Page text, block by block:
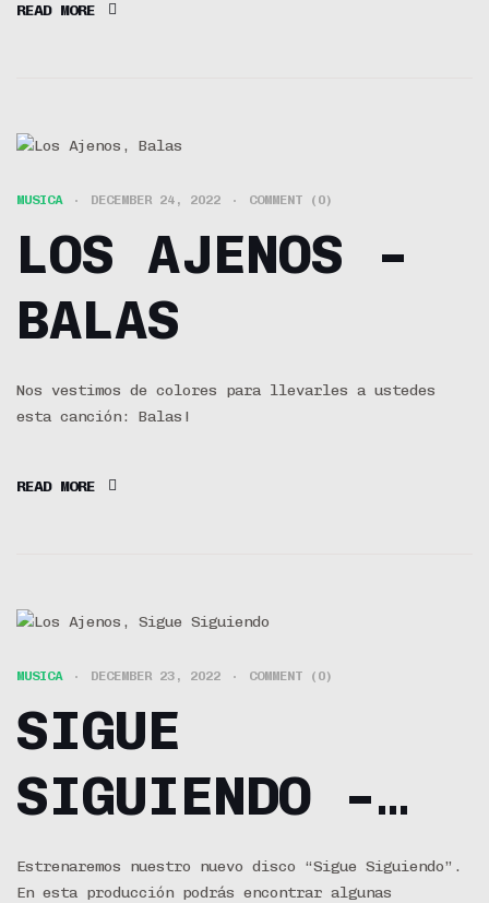
READ MORE
MUSICA DECEMBER 24, 2022 COMMENT (0)
LOS AJENOS –
BALAS
Nos vestimos de colores para llevarles a ustedes
esta canción: Balas!
READ MORE
MUSICA DECEMBER 23, 2022 COMMENT (0)
SIGUE
SIGUIENDO –
EL ALBUM (EP)
Estrenaremos nuestro nuevo disco “Sigue Siguiendo”.
En esta producción podrás encontrar algunas